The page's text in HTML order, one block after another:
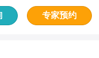
专家预约